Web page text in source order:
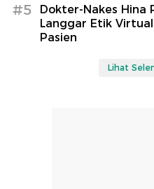
#5
Dokter-Nakes Hina
Langgar Etik
Pasien
Lihat